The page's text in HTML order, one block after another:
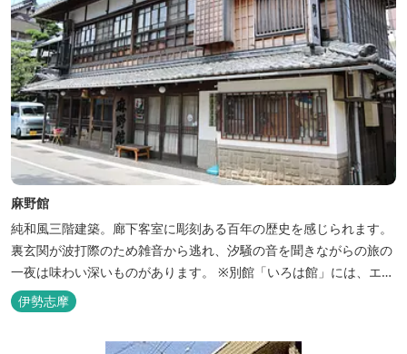
麻野館
純和風三階建築。廊下客室に彫刻ある百年の歴史を感じられます。
裏玄関が波打際のため雑音から逃れ、汐騒の音を聞きながらの旅の
一夜は味わい深いものがあります。 ※別館「いろは館」には、エイ
リアンやプレデターのリアルな模型があり、初めて見た方はビック
リしますよ。
伊勢志摩